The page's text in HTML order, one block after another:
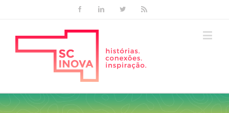
FacebookLinkedinTwitter